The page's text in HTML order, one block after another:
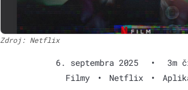
Zdroj: Netflix
6. septembra 2025 •
3m
Filmy
• Netflix •